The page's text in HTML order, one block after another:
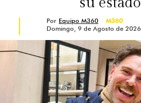
Por Equipo M360
M360
Domingo, 9 de Agosto de 2026